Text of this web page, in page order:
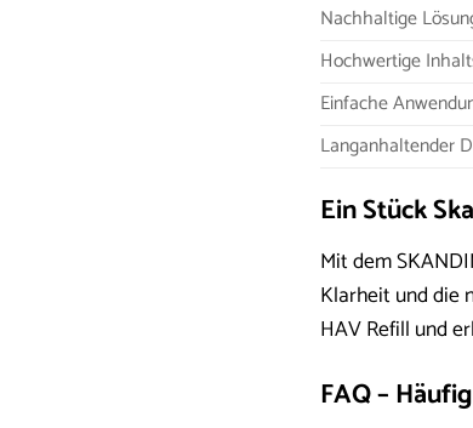
Nachhaltige
Hochwertige
Einfache
Langanhaltender
Ein Stück
Mit dem
Klarheit und die
HAV Refill und
FAQ –